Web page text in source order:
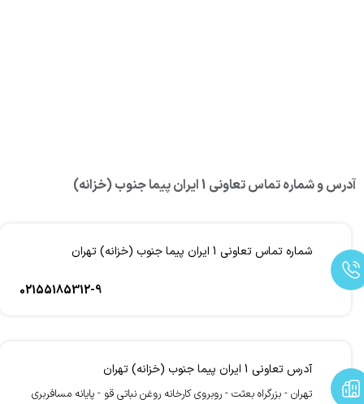
آدرس و شماره تماس تعاونی 1 ایران پیما جنوب (خزانه)
شماره تماس تعاونی 1 ایران پیما جنوب (خزانه) تهران
02155185312-9
آدرس تعاونی 1 ایران پیما جنوب (خزانه) تهران
تهران - بزرگراه بعثت - روبروی کارخانه روغن نباتی قو - پایانه مسافربری